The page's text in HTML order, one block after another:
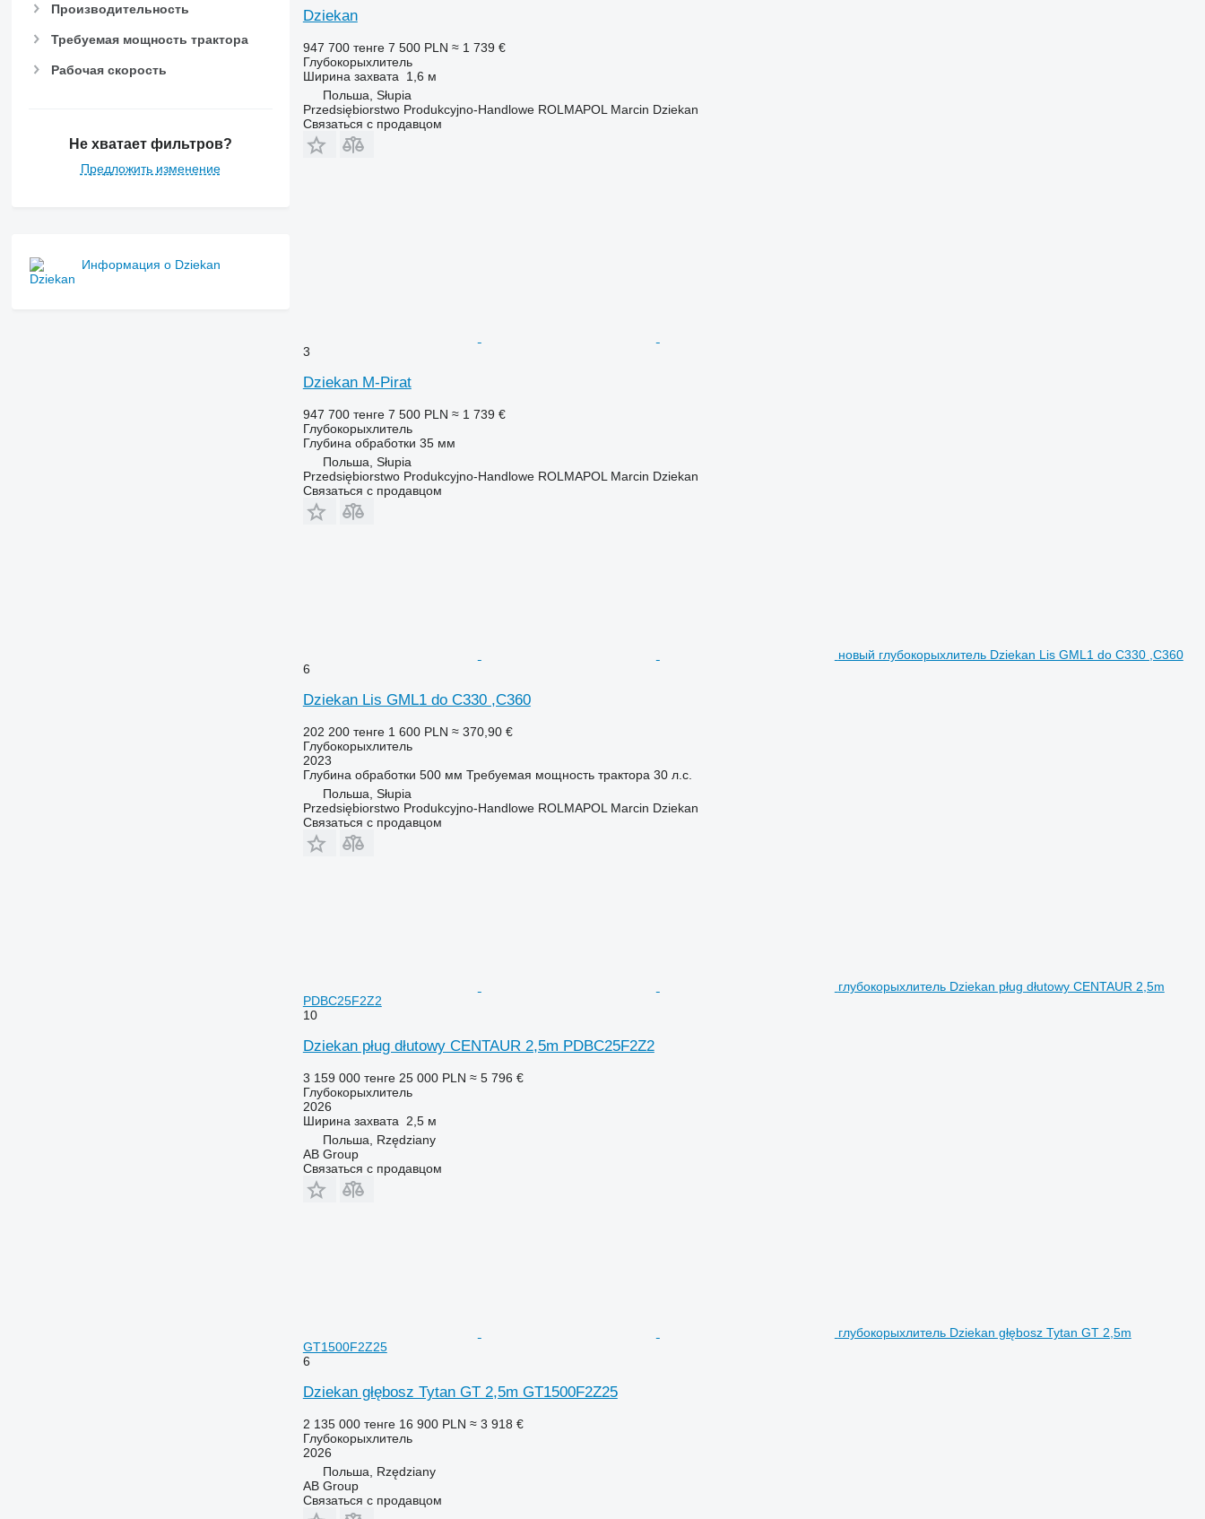
Производительность
Требуемая мощность трактора
Рабочая скорость
Не хватает фильтров?
Предложить изменение
Информация о Dziekan
Dziekan
947 700 тенге 7 500 PLN ≈ 1 739 €
Глубокорыхлитель
Ширина захвата
1,6 м
Польша, Słupia
Przedsiębiorstwo Produkcyjno-Handlowe ROLMAPOL Marcin Dziekan
Связаться с продавцом
3
Dziekan M-Pirat
947 700 тенге 7 500 PLN ≈ 1 739 €
Глубокорыхлитель
Глубина обработки 35 мм
Польша, Słupia
Przedsiębiorstwo Produkcyjno-Handlowe ROLMAPOL Marcin Dziekan
Связаться с продавцом
новый глубокорыхлитель Dziekan Lis GML1 do C330 ,C360
6
Dziekan Lis GML1 do C330 ,C360
202 200 тенге 1 600 PLN ≈ 370,90 €
Глубокорыхлитель
2023
Глубина обработки 500 мм Требуемая мощность трактора 30 л.с.
Польша, Słupia
Przedsiębiorstwo Produkcyjno-Handlowe ROLMAPOL Marcin Dziekan
Связаться с продавцом
глубокорыхлитель Dziekan pług dłutowy CENTAUR 2,5m
PDBC25F2Z2
10
Dziekan pług dłutowy CENTAUR 2,5m PDBC25F2Z2
3 159 000 тенге 25 000 PLN ≈ 5 796 €
Глубокорыхлитель
2026
Ширина захвата
2,5 м
Польша, Rzędziany
AB Group
Связаться с продавцом
глубокорыхлитель Dziekan głębosz Tytan GT 2,5m
GT1500F2Z25
6
Dziekan głębosz Tytan GT 2,5m GT1500F2Z25
2 135 000 тенге 16 900 PLN ≈ 3 918 €
Глубокорыхлитель
2026
Польша, Rzędziany
AB Group
Связаться с продавцом